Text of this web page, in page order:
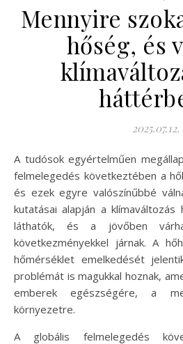
Mennyire
hőség, és
2025.07.12.
A tudósok egyértelműen megállapították, hogy a globális
felmelegedés következtében a
és ezek egyre valószínűbbé
kutatásai alapján a
láthatók, és a jövőben
következményekkel járnak. A
hőmérséklet emelkedését
problémát is magukkal hoznak,
emberek egészségére, a
környezetre.
A globális felmelegedés